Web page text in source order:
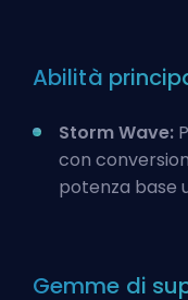
Abilità
Storm Wave:
con
potenza base
Gemme di